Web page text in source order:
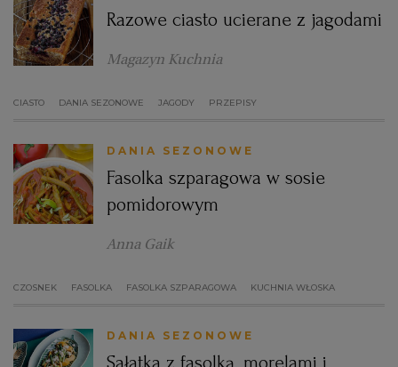
Razowe ciasto ucierane z jagodami
Magazyn Kuchnia
CIASTO DANIA SEZONOWE JAGODY PRZEPISY
DANIA SEZONOWE
Fasolka szparagowa w sosie
pomidorowym
Anna Gaik
CZOSNEK FASOLKA FASOLKA SZPARAGOWA KUCHNIA WŁOSKA
DANIA SEZONOWE
Sałatka z fasolką, morelami i